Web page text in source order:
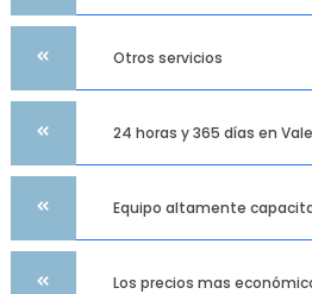
Otros servicios
24 horas y 365 días en
Equipo altamente
Los precios mas